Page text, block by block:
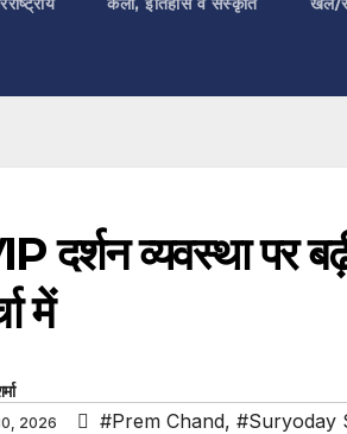
दर्शन व्यवस्था पर
में
2026 #Prem Chand, #Suryoday